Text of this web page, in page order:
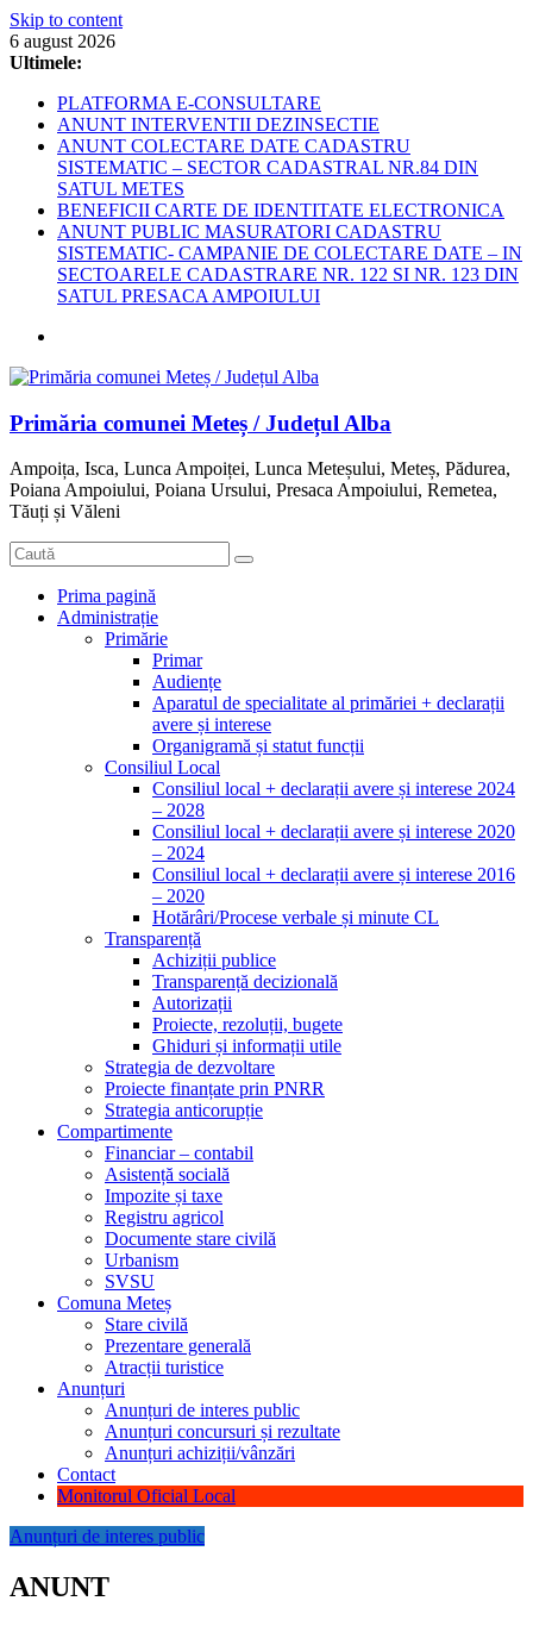
Skip to content
6 august 2026
Ultimele:
PLATFORMA E-CONSULTARE
ANUNT INTERVENTII DEZINSECTIE
ANUNT COLECTARE DATE CADASTRU
SISTEMATIC – SECTOR CADASTRAL NR.84 DIN
SATUL METES
BENEFICII CARTE DE IDENTITATE ELECTRONICA
ANUNT PUBLIC MASURATORI CADASTRU
SISTEMATIC- CAMPANIE DE COLECTARE DATE – IN
SECTOARELE CADASTRARE NR. 122 SI NR. 123 DIN
SATUL PRESACA AMPOIULUI
Primăria comunei Meteș / Județul Alba
Ampoița, Isca, Lunca Ampoiței, Lunca Meteșului, Meteș, Pădurea,
Poiana Ampoiului, Poiana Ursului, Presaca Ampoiului, Remetea,
Tăuți și Văleni
Prima pagină
Administrație
Primărie
Primar
Audiențe
Aparatul de specialitate al primăriei + declarații
avere și interese
Organigramă și statut funcții
Consiliul Local
Consiliul local + declarații avere și interese 2024
– 2028
Consiliul local + declarații avere și interese 2020
– 2024
Consiliul local + declarații avere și interese 2016
– 2020
Hotărâri/Procese verbale și minute CL
Transparență
Achiziții publice
Transparență decizională
Autorizații
Proiecte, rezoluții, bugete
Ghiduri și informații utile
Strategia de dezvoltare
Proiecte finanțate prin PNRR
Strategia anticorupție
Compartimente
Financiar – contabil
Asistență socială
Impozite și taxe
Registru agricol
Documente stare civilă
Urbanism
SVSU
Comuna Meteș
Stare civilă
Prezentare generală
Atracții turistice
Anunțuri
Anunțuri de interes public
Anunțuri concursuri și rezultate
Anunțuri achiziții/vânzări
Contact
Monitorul Oficial Local
Anunțuri de interes public
ANUNT